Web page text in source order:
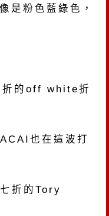
是粉色藍綠色，
的off white折
也在這波打
折的Tory